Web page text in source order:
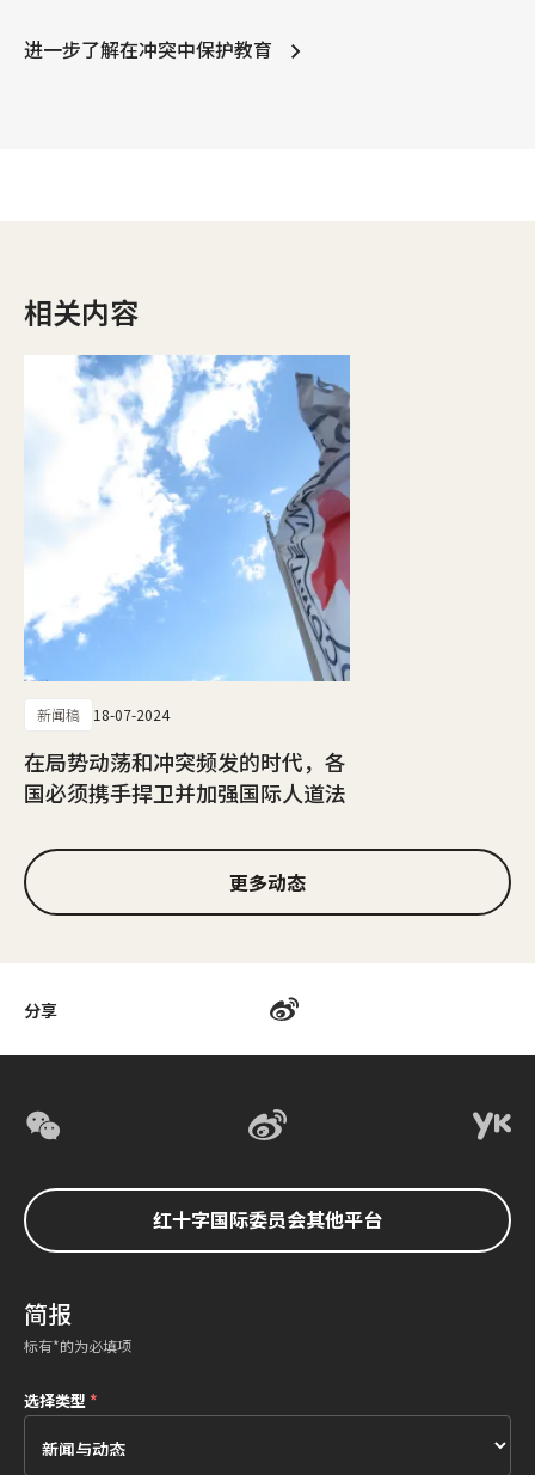
分享
进一步了解在冲突中保护教育
相关内容
新闻稿 18-07-2024
在局势动荡和冲突频发的时代，各
国必须携手捍卫并加强国际人道法
更多动态
红十字国际委员会其他平台
简报
标有*的为必填项
选择类型*